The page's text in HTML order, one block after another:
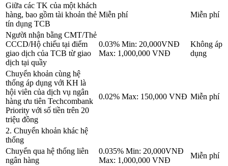
Giữa các TK của một khách
hàng, bao gồm tài khoản thẻ
tín dụng TCB
Miễn phí Miễn phí
Người nhận bằng CMT/Thẻ
CCCD/Hộ chiếu tại điểm
giao dịch của TCB từ giao
dịch tại quầy
0.03% Min: 20,000VNĐ
Max: 1,000,000 VNĐ
Không áp
dụng
Chuyển khoản cùng hệ
thống áp dụng với KH là
hội viên của dịch vụ ngân
hàng ưu tiên Techcombank
Priority với số tiền trên 20
triệu đồng
0.02% Max: 150,000 VNĐ Miễn phí
2. Chuyển khoản khác hệ
thống
Chuyển qua hệ thống liên
ngân hàng
0.035% Min: 20,000VNĐ
Max: 1,000,000 VNĐ
Miễn phí